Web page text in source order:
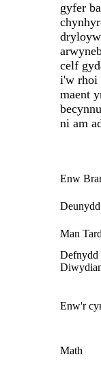
gyfer
celf
i'w rhoi
maent
ni am
Enw
Deunydd
Man
Defnydd
Enw'r
Math